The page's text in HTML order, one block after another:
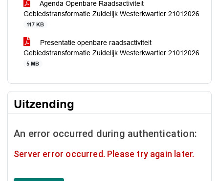
Agenda Openbare Raadsactiviteit
Gebiedstransformatie Zuidelijk Westerkwartier 21012026
117 KB
Presentatie openbare raadsactiviteit
Gebiedstransformatie Zuidelijk Westerkwartier 21012026
5 MB
Uitzending